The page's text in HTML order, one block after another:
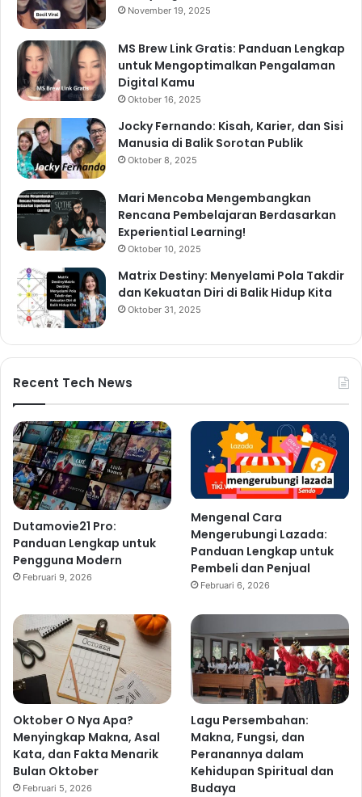
November 19, 2025
MS Brew Link Gratis: Panduan Lengkap
untuk Mengoptimalkan Pengalaman
Digital Kamu
Oktober 16, 2025
Jocky Fernando: Kisah, Karier, dan Sisi
Manusia di Balik Sorotan Publik
Oktober 8, 2025
Mari Mencoba Mengembangkan
Rencana Pembelajaran Berdasarkan
Experiential Learning!
Oktober 10, 2025
Matrix Destiny: Menyelami Pola Takdir
dan Kekuatan Diri di Balik Hidup Kita
Oktober 31, 2025
Recent Tech News
Dutamovie21 Pro:
Panduan Lengkap untuk
Pengguna Modern
Februari 9, 2026
Mengenal Cara
Mengerubungi Lazada:
Panduan Lengkap untuk
Pembeli dan Penjual
Februari 6, 2026
Oktober O Nya Apa?
Menyingkap Makna, Asal
Kata, dan Fakta Menarik
Bulan Oktober
Februari 5, 2026
Lagu Persembahan:
Makna, Fungsi, dan
Peranannya dalam
Kehidupan Spiritual dan
Budaya